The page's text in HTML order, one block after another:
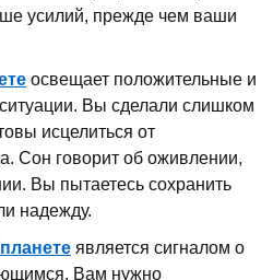
усилий, прежде чем ваши
освещает положительные и
Вы сделали слишком
исцелиться от
Сон говорит об оживлении,
Вы пытаетесь сохранить
надежду.
является сигналом о
Вам нужно